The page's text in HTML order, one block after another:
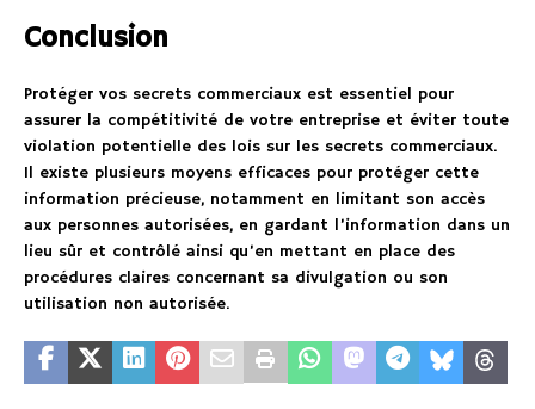
Conclusion
Protéger vos secrets commerciaux est essentiel pour
assurer la compétitivité de votre entreprise et éviter toute
violation potentielle des lois sur les secrets commerciaux.
Il existe plusieurs moyens efficaces pour protéger cette
information précieuse, notamment en limitant son accès
aux personnes autorisées, en gardant l’information dans un
lieu sûr et contrôlé ainsi qu’en mettant en place des
procédures claires concernant sa divulgation ou son
utilisation non autorisée.